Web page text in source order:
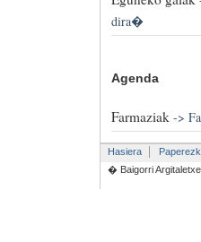
dira�
Agenda
Farmaziak->
Hasiera
� Baigorri